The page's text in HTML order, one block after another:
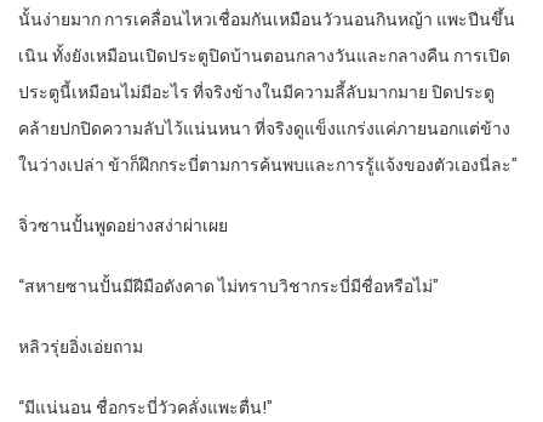
นั้นง่ายมาก การเคลื่อนไหวเชื่อมกันเหมือนวัวนอนกินหญ้า แพะปีนขึ้น
เนิน ทั้งยังเหมือนเปิดประตูปิดบ้านตอนกลางวันและกลางคืน การเปิด
ประตูนี้เหมือนไม่มีอะไร ที่จริงข้างในมีความลี้ลับมากมาย ปิดประตู
คล้ายปกปิดความลับไว้แน่นหนา ที่จริงดูแข็งแกร่งแค่ภายนอกแต่ข้าง
ในว่างเปล่า ข้าก็ฝึกกระบี่ตามการค้นพบและการรู้แจ้งของตัวเองนี่ละ”
จิ่วซานปั้นพูดอย่างสง่าผ่าเผย
“สหายซานปั้นมีฝีมือดังคาด ไม่ทราบวิชากระบี่มีชื่อหรือไม่”
หลิวรุ่ยอิ่งเอ่ยถาม
“มีแน่นอน ชื่อกระบี่วัวคลั่งแพะตื่น!”